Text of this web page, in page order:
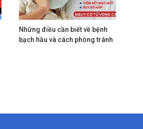
Những điều cần biết về bệnh
bạch hầu và cách phòng tránh